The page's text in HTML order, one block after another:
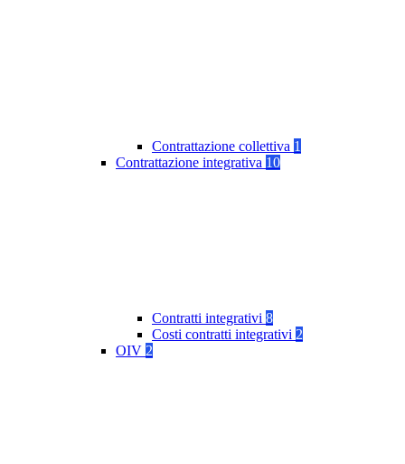
Contrattazione collettiva 1
Contrattazione integrativa 10
Contratti integrativi 8
Costi contratti integrativi 2
OIV 2